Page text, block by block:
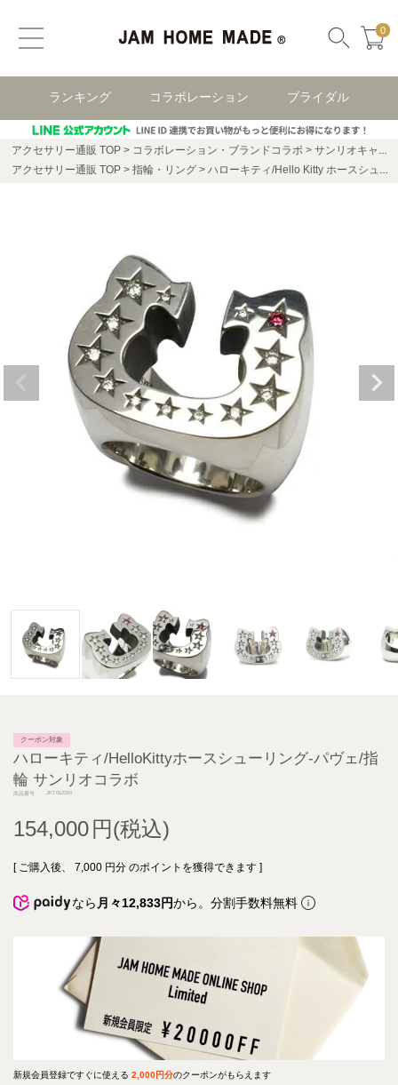
0
ランキング コラボレーション ブライダル
アクセサリー通販 TOP コラボレーション・ブランドコラボ
サンリオキャラクターズ
アクセサリー通販 TOP
指輪・リング ハローキティ/Hello Kitty ホースシューリング - パヴェ / 指輪
クーポン対象
ハローキティ/HelloKittyホースシューリング-パヴェ/指
輪 サンリオコラボ
商品番号 JKT012SM
154,000
[ ご購入後、 7,000 円分 のポイントを獲得できます ]
なら 月々12,833円から。分割手数料無料
新規会員登録ですぐに使える 2,000円分のクーポンがもらえます